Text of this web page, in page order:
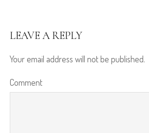
LEAVE A REPLY
Your email address will not be published.
Comment